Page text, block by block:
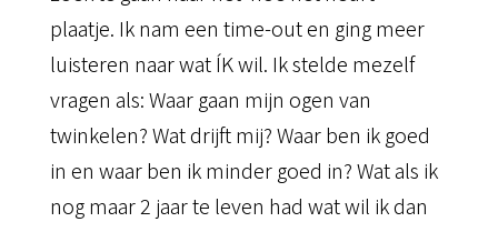
plaatje. Ik nam een time-out en ging meer
luisteren naar wat ÍK wil. Ik stelde mezelf
vragen als: Waar gaan mijn ogen van
twinkelen? Wat drijft mij? Waar ben ik goed
in en waar ben ik minder goed in? Wat als ik
nog maar 2 jaar te leven had wat wil ik dan